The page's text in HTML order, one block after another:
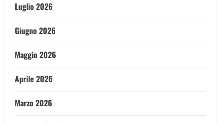
Luglio 2026
Giugno 2026
Maggio 2026
Aprile 2026
Marzo 2026